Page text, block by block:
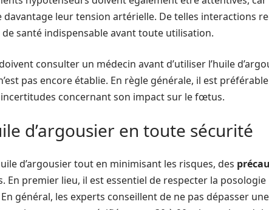
leur tension artérielle. De telles interactions
santé indispensable avant toute utilisation.
consulter un médecin avant d’utiliser l’huile
pas encore établie. En règle générale, il est préférable
concernant son impact sur le fœtus.
d’argousier en toute sécurité
d’argousier tout en minimisant les risques, des
En premier lieu, il est essentiel de respecter la posologie
général, les experts conseillent de ne pas dépasser une